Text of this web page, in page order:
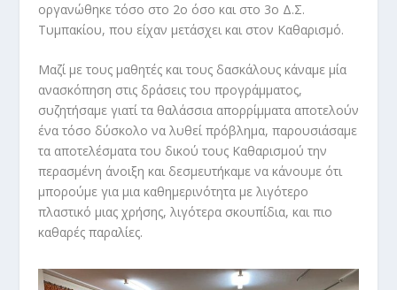
οργανώθηκε τόσο στο 2ο όσο και στο 3ο Δ.Σ.
Τυμπακίου, που είχαν μετάσχει και στον Καθαρισμό.
Μαζί με τους μαθητές και τους δασκάλους κάναμε μία
ανασκόπηση στις δράσεις του προγράμματος,
συζητήσαμε γιατί τα θαλάσσια απορρίμματα αποτελούν
ένα τόσο δύσκολο να λυθεί πρόβλημα, παρουσιάσαμε
τα αποτελέσματα του δικού τους Καθαρισμού την
περασμένη άνοιξη και δεσμευτήκαμε να κάνουμε ότι
μπορούμε για μια καθημερινότητα με λιγότερο
πλαστικό μιας χρήσης, λιγότερα σκουπίδια, και πιο
καθαρές παραλίες.